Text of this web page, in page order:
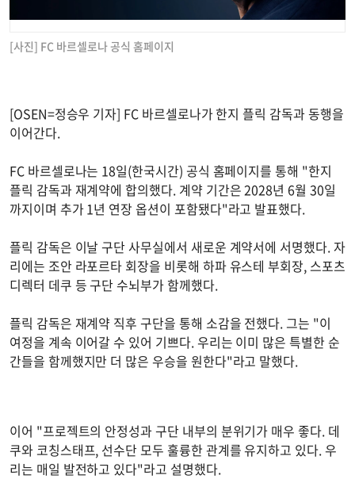
[사진] FC 바르셀로나 공식 홈페이지
[OSEN=정승우 기자] FC 바르셀로나가 한지 플릭 감독과 동행을
이어간다.
FC 바르셀로나는 18일(한국시간) 공식 홈페이지를 통해 "한지
플릭 감독과 재계약에 합의했다. 계약 기간은 2028년 6월 30일
까지이며 추가 1년 연장 옵션이 포함됐다"라고 발표했다.
플릭 감독은 이날 구단 사무실에서 새로운 계약서에 서명했다. 자
리에는 조안 라포르타 회장을 비롯해 하파 유스테 부회장, 스포츠
디렉터 데쿠 등 구단 수뇌부가 함께했다.
플릭 감독은 재계약 직후 구단을 통해 소감을 전했다. 그는 "이
여정을 계속 이어갈 수 있어 기쁘다. 우리는 이미 많은 특별한 순
간들을 함께했지만 더 많은 우승을 원한다"라고 말했다.
이어 "프로젝트의 안정성과 구단 내부의 분위기가 매우 좋다. 데
쿠와 코칭스태프, 선수단 모두 훌륭한 관계를 유지하고 있다. 우
리는 매일 발전하고 있다"라고 설명했다.